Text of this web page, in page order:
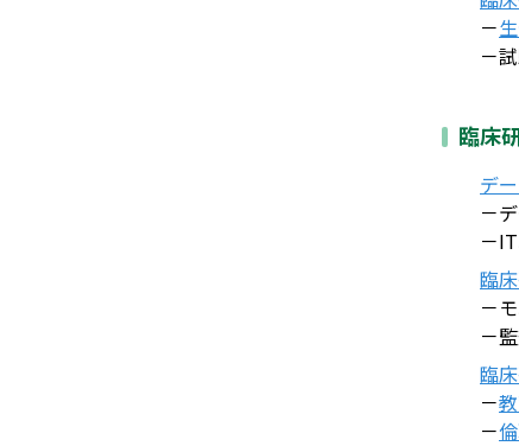
－
－
臨床
デ
－
－
臨
－
－
臨
－
－